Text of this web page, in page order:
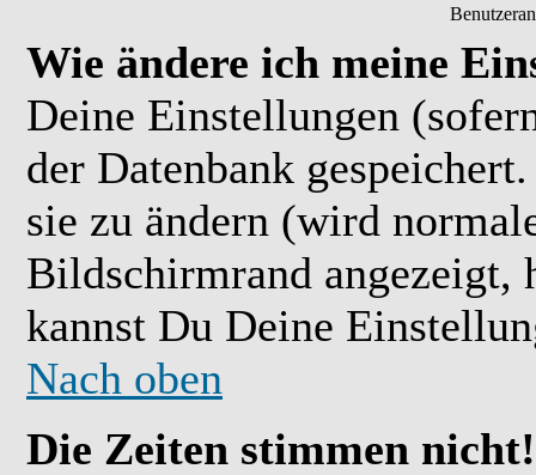
Wie ändere ich meine
Deine Einstellungen
der Datenbank
sie zu ändern (wird
Bildschirmrand angezeigt,
kannst Du Deine
Nach oben
Die Zeiten stimmen nicht!